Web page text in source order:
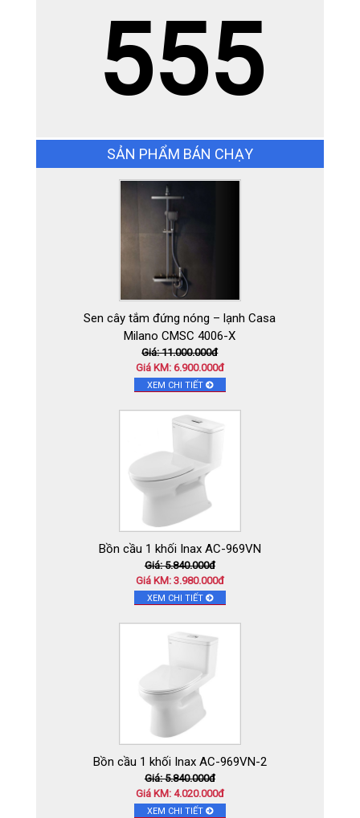
555
SẢN PHẨM BÁN CHẠY
Gạch Ấn Độ KT ( 1.2 x 1.8m
XEM CHI TIẾT
Sen cây tắm đứng nóng – lạnh Casa
Milano CMSC 4006-X
Giá: 11.000.000đ
Giá KM: 6.900.000đ
XEM CHI TIẾT
Bồn cầu 1 khối Inax AC-969VN
Giá: 5.840.000đ
Giá KM: 3.980.000đ
XEM CHI TIẾT
Bồn cầu 1 khối Inax AC-969VN-2
Giá: 5.840.000đ
Giá KM: 4.020.000đ
XEM CHI TIẾT